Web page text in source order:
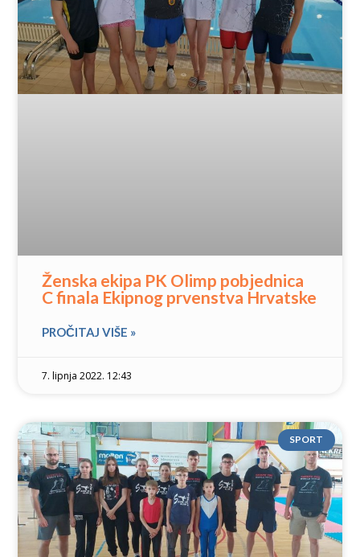
Ženska ekipa PK Olimp pobjednica
C finala Ekipnog prvenstva Hrvatske
PROČITAJ VIŠE »
7. lipnja 2022. 12:43
SPORT